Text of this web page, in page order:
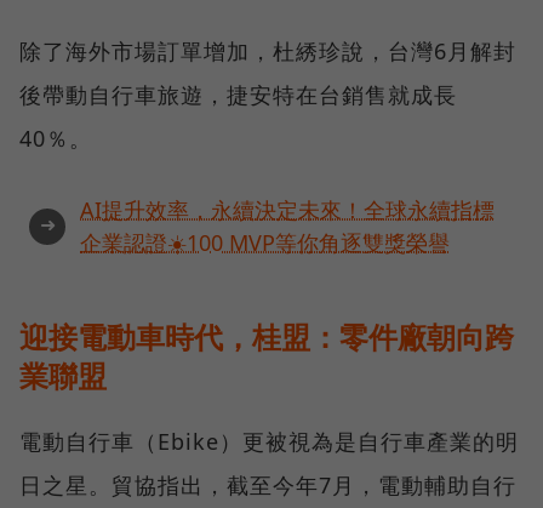
除了海外市場訂單增加，杜綉珍說，台灣6月解封
後帶動自行車旅遊，捷安特在台銷售就成長
40％。
➜
AI提升效率，永續決定未來！全球永續指標
企業認證☀️100 MVP等你角逐雙獎榮譽
迎接電動車時代，桂盟：零件廠朝向跨
業聯盟
電動自行車（Ebike）更被視為是自行車產業的明
日之星。貿協指出，截至今年7月，電動輔助自行